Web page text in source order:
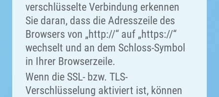
verschlüsselte Verbindung erkennen
Sie daran, dass die Adresszeile des
Browsers von „http://“ auf „https://“
wechselt und an dem Schloss-Symbol
in Ihrer Browserzeile.
Wenn die SSL- bzw. TLS-
Verschlüsselung aktiviert ist, können